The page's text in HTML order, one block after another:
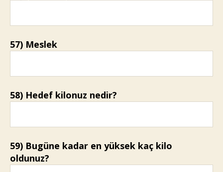
57) Meslek
58) Hedef kilonuz nedir?
59) Bugüne kadar en yüksek kaç kilo
oldunuz?